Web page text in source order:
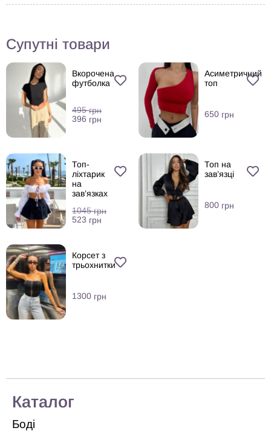
Супутні товари
Вкорочена
футболка
495грн
396 грн
Асиметричний
топ
650 грн
Топ-
ліхтарик
на
зав’язках
1045грн
523 грн
Топ на
зав’язці
800 грн
Корсет з
трьохнитки
1300 грн
Каталог
Боді